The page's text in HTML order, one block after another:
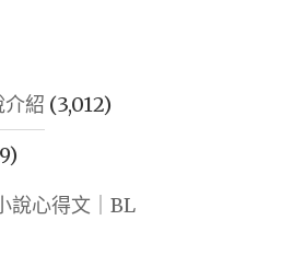
紹 (3,012)
說心得文｜BL